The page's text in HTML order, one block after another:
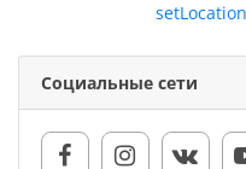
Социальные сети